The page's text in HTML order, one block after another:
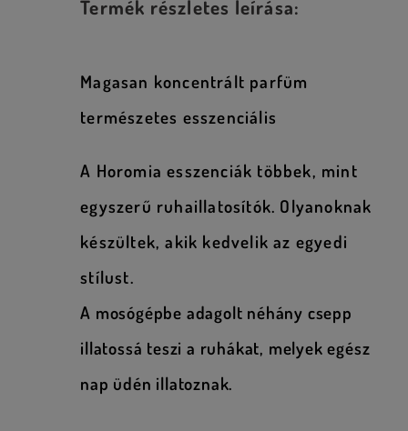
Termék részletes leírása:
Magasan koncentrált parfüm
természetes esszenciális
A Horomia esszenciák többek, mint
egyszerű ruhaillatosítók. Olyanoknak
készültek, akik kedvelik az egyedi
stílust.
A mosógépbe adagolt néhány csepp
illatossá teszi a ruhákat, melyek egész
nap üdén illatoznak.